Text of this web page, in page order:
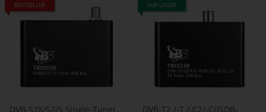
BESTSELLER
DVB-S2X/S2/S Single-Tuner,
AUF LAGER
DVB-T2 /-T /-C2/-C/ISDB-